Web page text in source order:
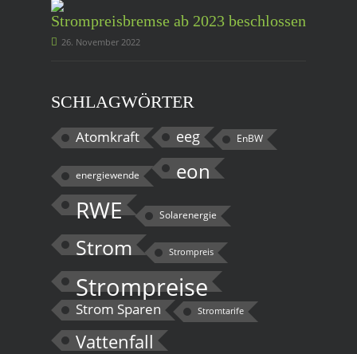
Strompreisbremse ab 2023 beschlossen
26. November 2022
SCHLAGWÖRTER
Atomkraft eeg EnBW
energiewende eon
RWE Solarenergie
Strom Strompreis
Strompreise
Strom Sparen Stromtarife
Vattenfall